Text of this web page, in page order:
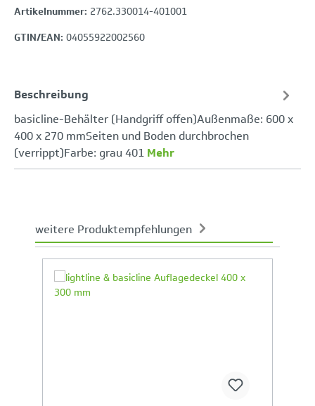
Artikelnummer: 2762.330014-401001
GTIN/EAN: 04055922002560
Beschreibung
basicline-Behälter (Handgriff offen)Außenmaße: 600 x
400 x 270 mmSeiten und Boden durchbrochen
(verrippt)Farbe: grau 401 Mehr
weitere Produktempfehlungen
Ihr Produktvergleich ist voll